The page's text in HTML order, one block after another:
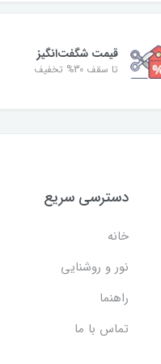
قیمت شگفت‌انگیز
تا سقف 30% تخفیف
دسترسی سریع
خانه
نور و روشنایی
راهنما
تماس با ما